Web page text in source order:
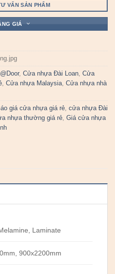
VẤN SẢN PHẨM
GIÁ
, Cửa nhựa Đài Loan, Cửa
, Cửa nhựa Malaysia, Cửa nhựa nhà
giá cửa nhựa giá rẻ, cửa nhựa Đài
nhựa thường giá rẻ, Giá cửa nhựa
Laminate
900x2200mm